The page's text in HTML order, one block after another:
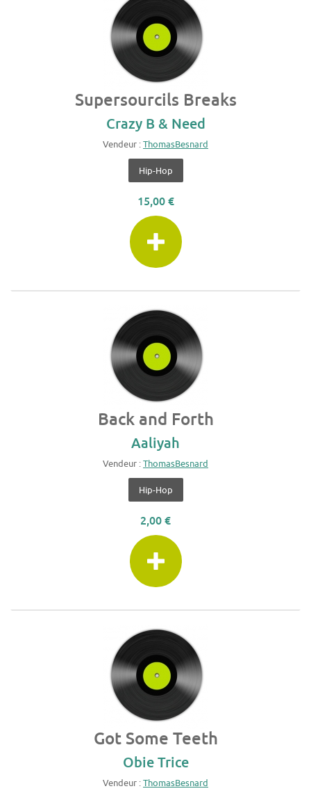
Supersourcils Breaks
Crazy B & Need
Vendeur :ThomasBesnard
Hip-Hop
15,00 €
Back and Forth
Aaliyah
Vendeur :ThomasBesnard
Hip-Hop
2,00 €
Got Some Teeth
Obie Trice
Vendeur :ThomasBesnard